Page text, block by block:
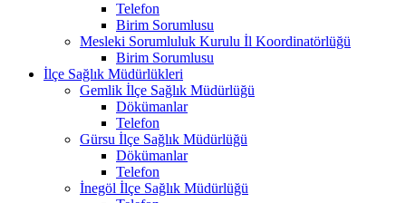
Telefon
Birim Sorumlusu
Mesleki Sorumluluk Kurulu İl Koordinatörlüğü
Birim Sorumlusu
İlçe Sağlık Müdürlükleri
Gemlik İlçe Sağlık Müdürlüğü
Dökümanlar
Telefon
Gürsu İlçe Sağlık Müdürlüğü
Dökümanlar
Telefon
İnegöl İlçe Sağlık Müdürlüğü